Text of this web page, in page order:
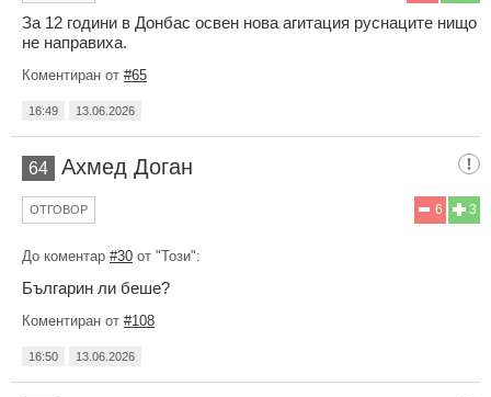
За 12 години в Донбас освен нова агитация руснаците нищо
не направиха.
Коментиран от #65
16:49 13.06.2026
64 Ахмед Доган
3
6
ОТГОВОР
До коментар #30 от "Този":
Българин ли беше?
Коментиран от #108
16:50 13.06.2026